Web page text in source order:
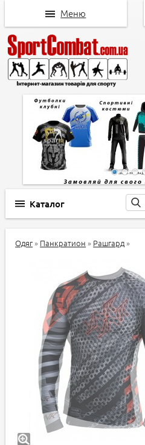
Каталог
Одяг» Панкратион » Рашгард»
Меню